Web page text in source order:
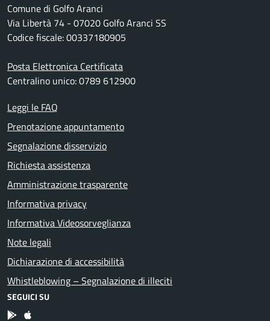
Comune di Golfo Aranci
Via Libertà 74 - 07020 Golfo Aranci SS
Codice fiscale: 00337180905
Posta Elettronica Certificata
Centralino unico: 0789 612900
Leggi le FAQ
Prenotazione appuntamento
Segnalazione disservizio
Richiesta assistenza
Amministrazione trasparente
Informativa privacy
Informativa Videosorveglianza
Note legali
Dichiarazione di accessibilità
Whistleblowing – Segnalazione di illeciti
SEGUICI SU
App Android
App IOS